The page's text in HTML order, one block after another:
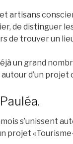
artisans
de distinguer
de trouver un
un grand
d’un projet
s’unissent
projet